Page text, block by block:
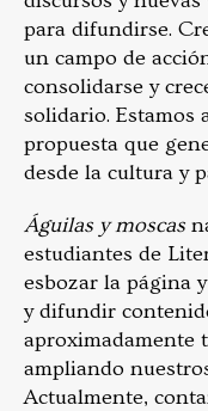
para difundirse.
un campo de
consolidarse y
solidario. Estamos
propuesta que
desde la cultura y
Águilas y moscas
estudiantes de
esbozar la página
y difundir
aproximadamente
ampliando
Actualmente,